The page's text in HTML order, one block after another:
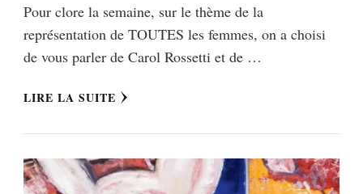
Pour clore la semaine, sur le thème de la
représentation de TOUTES les femmes, on a choisi
de vous parler de Carol Rossetti et de …
LIRE LA SUITE